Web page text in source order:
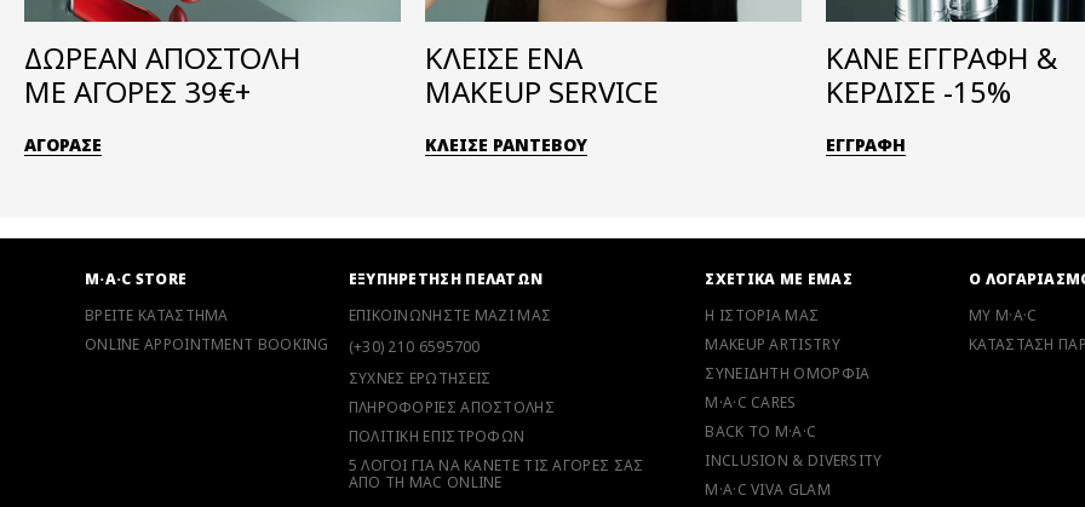
ΔΩΡΕΑΝ ΑΠΟΣΤΟΛΗ
ΜΕ ΑΓΟΡΕΣ 39€+
ΑΓΟΡΑΣΕ
ΚΛΕΙΣΕ ΕΝΑ
MAKEUP SERVICE
ΚΛΕΙΣΕ ΡΑΝΤΕΒΟΥ
ΚΑΝΕ ΕΓΓΡΑΦΗ &
ΚΕΡΔΙΣΕ -15%
ΕΓΓΡΑΦΗ
M·A·C STORE
ΒΡΕΙΤΕ ΚΑΤΑΣΤΗΜΑ
ONLINE APPOINTMENT BOOKING
ΕΞΥΠΗΡΕΤΗΣΗ ΠΕΛΑΤΩΝ
ΕΠΙΚΟΙΝΩΝΗΣΤΕ ΜΑΖΙ ΜΑΣ
(+30) 210 6595700
ΣΥΧΝΕΣ ΕΡΩΤΗΣΕΙΣ
ΠΛΗΡΟΦΟΡΙΕΣ ΑΠΟΣΤΟΛΗΣ
ΠΟΛΙΤΙΚΗ ΕΠΙΣΤΡΟΦΩΝ
5 ΛΟΓΟΙ ΓΙΑ ΝΑ ΚΑΝΕΤΕ ΤΙΣ ΑΓΟΡΕΣ ΣΑΣ
ΑΠΟ ΤΗ MAC ONLINE
ΣΧΕΤΙΚΑ ΜΕ ΕΜΑΣ
Η ΙΣΤΟΡΙΑ ΜΑΣ
MAKEUP ARTISTRY
ΣΥΝΕΙΔΗΤΗ ΟΜΟΡΦΙΑ
M·A·C CARES
BACK TO M·A·C
INCLUSION & DIVERSITY
M·A·C VIVA GLAM
Ο
MY M·A·C
ΚΑΤΑΣΤΑΣΗ